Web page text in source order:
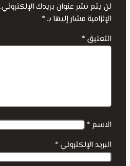
لن يتم نشر عنوان بريدك الإلكتروني.
الإلزامية مشار إليها بـ*
التعليق *
الاسم *
البريد الإلكتروني *